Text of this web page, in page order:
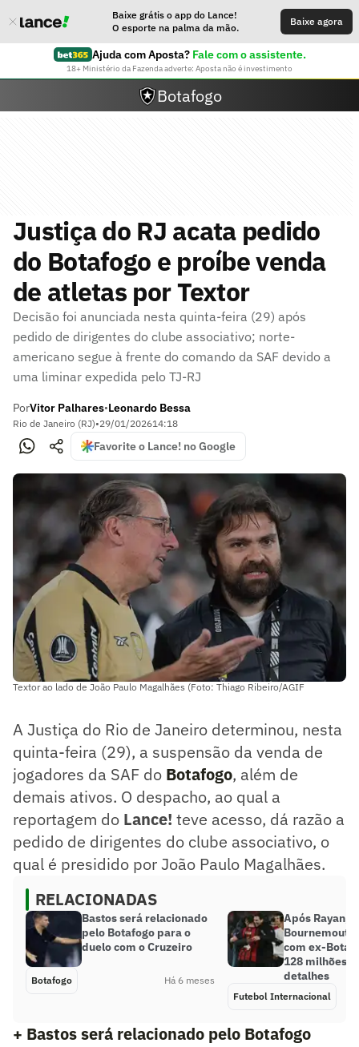
Baixe grátis o app do Lance!
O esporte na palma da mão.
Baixe agora
Ajuda com Aposta? Fale com o assistente.
18+ Ministério da Fazenda adverte: Aposta não é investimento
Botafogo
Justiça do RJ acata pedido
do Botafogo e proíbe venda
de atletas por Textor
Decisão foi anunciada nesta quinta-feira (29) após
pedido de dirigentes do clube associativo; norte-
americano segue à frente do comando da SAF devido a
uma liminar expedida pelo TJ-RJ
PorVitor Palhares•Leonardo Bessa
Rio de Janeiro (RJ)•29/01/202614:18
Favorite o Lance! no Google
Textor ao lado de João Paulo Magalhães (Foto: Thiago Ribeiro/AGIF
A Justiça do Rio de Janeiro determinou, nesta
quinta-feira (29), a suspensão da venda de
jogadores da SAF do Botafogo, além de
demais ativos. O despacho, ao qual a
reportagem do Lance! teve acesso, dá razão a
pedido de dirigentes do clube associativo, o
qual é presidido por João Paulo Magalhães.
RELACIONADAS
Bastos será relacionado
pelo Botafogo para o
duelo com o Cruzeiro
Botafogo Há 6 meses
Após Rayan,
Bournemouth
com ex-
128 milhões;
detalhes
Futebol Internacional
+ Bastos será relacionado pelo Botafogo